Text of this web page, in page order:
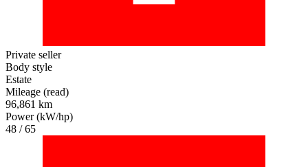
Private seller
Body style
Estate
Mileage (read)
96,861 km
Power (kW/hp)
48 / 65